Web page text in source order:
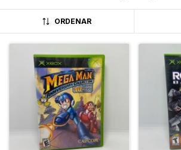
ORDENAR